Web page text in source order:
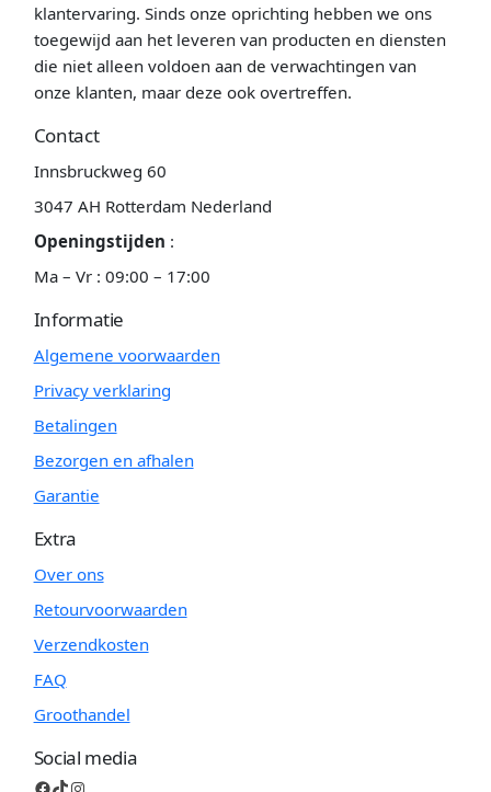
klantervaring. Sinds onze oprichting hebben we ons
toegewijd aan het leveren van producten en diensten
die niet alleen voldoen aan de verwachtingen van
onze klanten, maar deze ook overtreffen.
Contact
Innsbruckweg 60
3047 AH Rotterdam Nederland
Openingstijden :
Ma – Vr : 09:00 – 17:00
Informatie
Algemene voorwaarden
Privacy verklaring
Betalingen
Bezorgen en afhalen
Garantie
Extra
Over ons
Retourvoorwaarden
Verzendkosten
FAQ
Groothandel
Social media
Facebook TikTok Instagram